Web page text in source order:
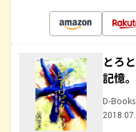
とろ
記憶
D-Books